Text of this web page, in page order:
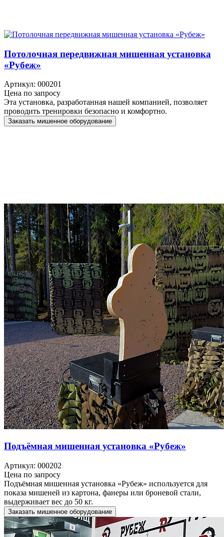
Потолочная передвижная мишенная установка
«Рубеж»
Артикул: 000201
Цена по запросу
Эта установка, разработанная нашей компанией, позволяет
проводить тренировки безопасно и комфортно.
Заказать мишенное оборудование
Подъёмная мишенная установка «Рубеж»
Артикул: 000202
Цена по запросу
Подъёмная мишенная установка «Рубеж» используется для
показа мишеней из картона, фанеры или броневой стали,
выдерживает вес до 50 кг.
Заказать мишенное оборудование